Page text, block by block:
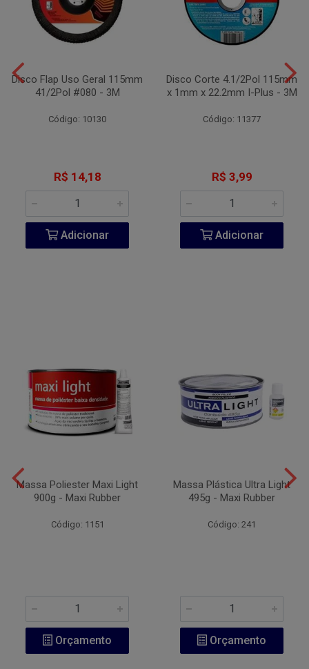
Disco Flap Uso Geral 115mm
41/2Pol #080 - 3M
Código: 10130
R$ 14,18
Adicionar
Disco Corte 4.1/2Pol 115mm
x 1mm x 22.2mm I-Plus - 3M
Código: 11377
R$ 3,99
Adicionar
Massa Poliester Maxi Light
900g - Maxi Rubber
Código: 1151
Orçamento
Massa Plástica Ultra Light
495g - Maxi Rubber
Código: 241
Orçamento